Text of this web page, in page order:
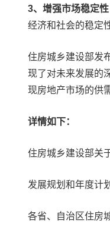
3、增强市场稳定性
经济和社会的稳定
住房城乡建设部发
现了对未来发展的
现房地产市场的供
详情如下：
住房城乡建设部关
发展规划和年度计
各省、自治区住房